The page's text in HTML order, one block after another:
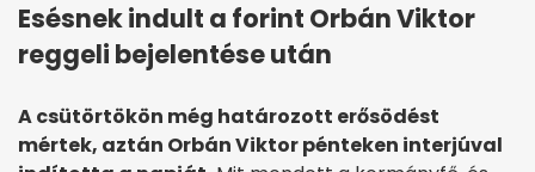
Esésnek indult a forint Orbán Viktor
reggeli bejelentése után
A csütörtökön még határozott erősödést
mértek, aztán Orbán Viktor pénteken interjúval